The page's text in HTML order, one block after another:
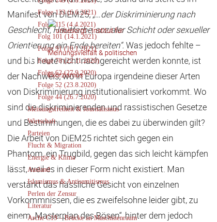
Folge 133 (6.6.2021)
Folge 115 (4.4.2021)
Folg 101 (14.1.2021)
Folge 91 (10.1.2021)
Folge 78 (22.11.2020)
Folge 62 (27.9.2020)
Folge 52 (23.8.2020)
Folge 44 (26.7.2020)
Meinungsfreiheit & Journalismus
Wirtschaft
Parteien
Flucht & Migration
Energie & Klima
Ausland
Islamismus & Antisemitismus
Perlen der Zensur
Literatur
Arche C19 – Brücke an Maschinenraum
Manifest von DiEM25,„…der Diskriminierung nach
Geschlecht, Hautfarbe, sozialer Schicht oder sexueller
Orientierung ein Ende bereiten“. Was jedoch fehlte –
und bis heute nicht nachgereicht werden konnte, ist
der Nachweis, wo in Europa irgendeine dieser Arten
von Diskriminierung institutionalisiert vorkommt. Wo
sind die diskriminierenden und rassistischen Gesetze
und Bestimmungen, die es dabei zu überwinden gilt?
Die Arbeit von DiEM25 richtet sich gegen ein
Phantom, ein Trugbild, gegen das sich leicht kämpfen
lässt, weil es in dieser Form nicht existiert. Man
verstärkt das hässliche Gesicht von einzelnen
Vorkommnissen, die es zweifelsohne leider gibt, zu
einem „Masterplan des Bösen“, hinter dem jedoch